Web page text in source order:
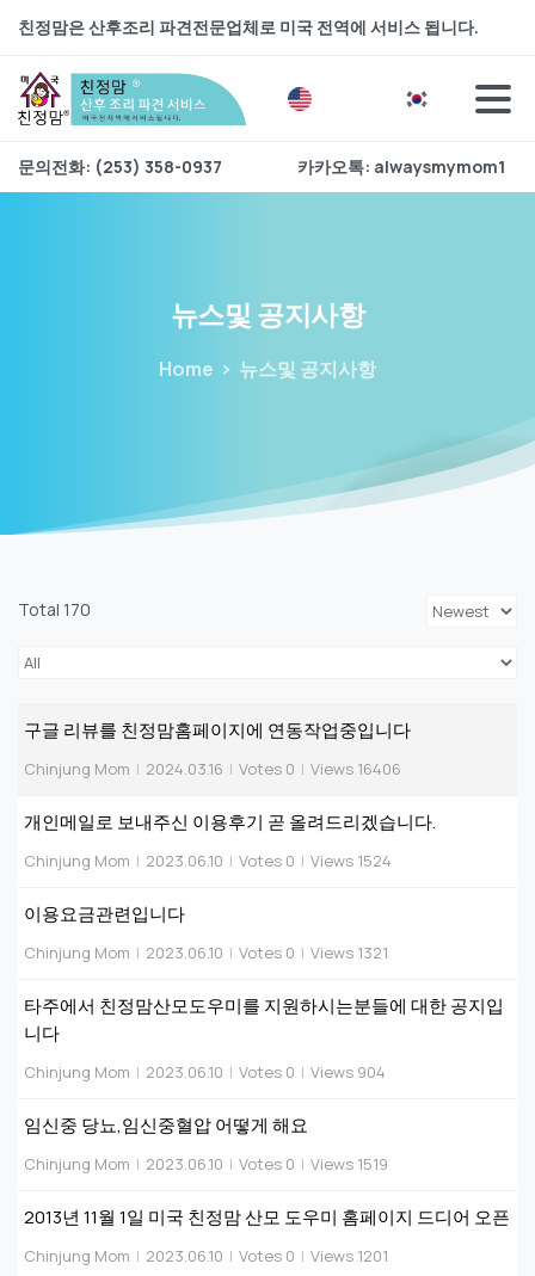
친정맘은 산후조리 파견전문업체로 미국 전역에 서비스 됩니다.
문의전화: (253) 358-0937 카카오톡: alwaysmymom1
뉴스및 공지사항
Home 뉴스및 공지사항
Total 170
구글 리뷰를 친정맘홈페이지에 연동작업중입니다
Chinjung Mom | 2024.03.16 | Votes 0 | Views 16406
개인메일로 보내주신 이용후기 곧 올려드리겠습니다.
Chinjung Mom | 2023.06.10 | Votes 0 | Views 1524
이용요금관련입니다
Chinjung Mom | 2023.06.10 | Votes 0 | Views 1321
타주에서 친정맘산모도우미를 지원하시는분들에 대한 공지입
니다
Chinjung Mom | 2023.06.10 | Votes 0 | Views 904
임신중 당뇨,임신중혈압 어떻게 해요
Chinjung Mom | 2023.06.10 | Votes 0 | Views 1519
2013년 11월 1일 미국 친정맘 산모 도우미 홈페이지 드디어 오픈
Chinjung Mom | 2023.06.10 | Votes 0 | Views 1201